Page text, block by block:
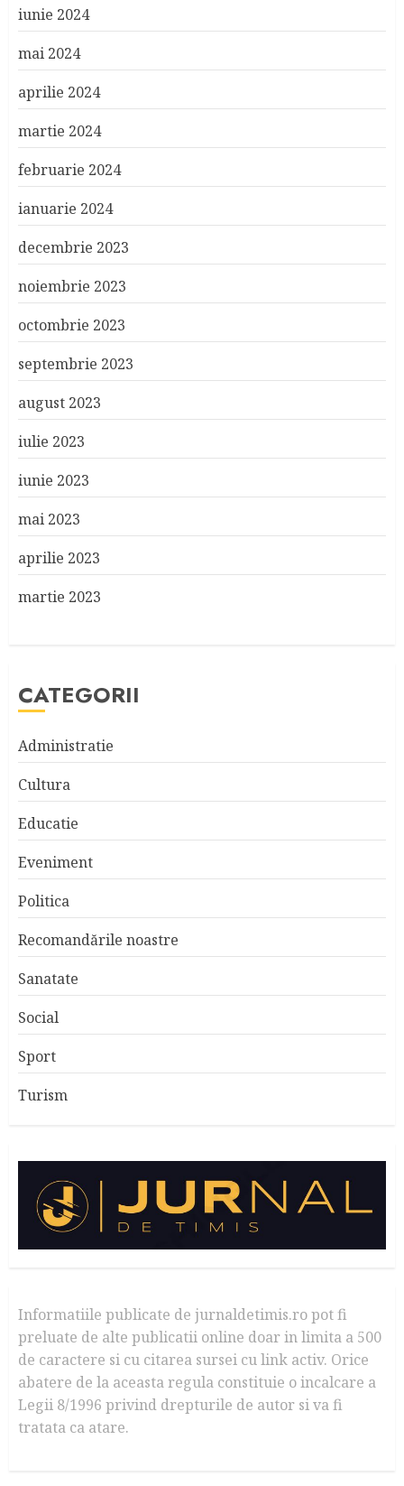
iunie 2024
mai 2024
aprilie 2024
martie 2024
februarie 2024
ianuarie 2024
decembrie 2023
noiembrie 2023
octombrie 2023
septembrie 2023
august 2023
iulie 2023
iunie 2023
mai 2023
aprilie 2023
martie 2023
CATEGORII
Administratie
Cultura
Educatie
Eveniment
Politica
Recomandările noastre
Sanatate
Social
Sport
Turism
Informatiile publicate de jurnaldetimis.ro pot fi
preluate de alte publicatii online doar in limita a 500
de caractere si cu citarea sursei cu link activ. Orice
abatere de la aceasta regula constituie o incalcare a
Legii 8/1996 privind drepturile de autor si va fi
tratata ca atare.